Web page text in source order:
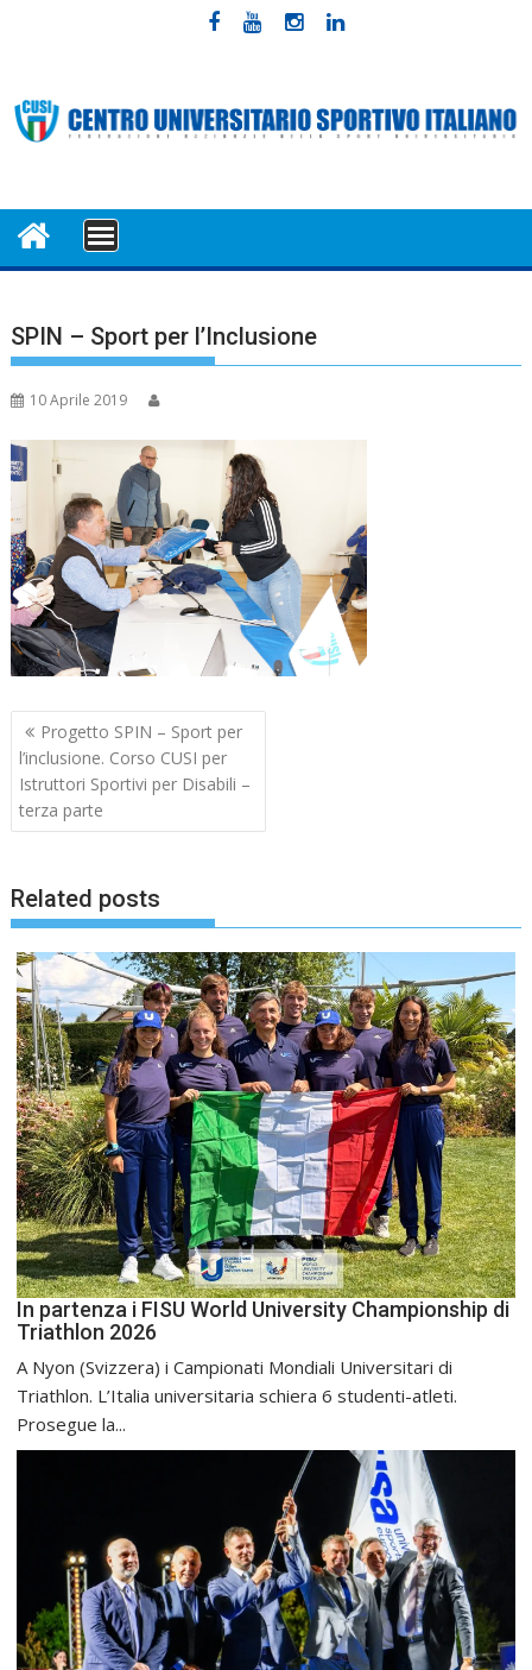
MENU
SPIN – Sport per l’Inclusione
10 Aprile 2019
Navigazione
articoli
Progetto SPIN – Sport per
l’inclusione. Corso CUSI per
Istruttori Sportivi per Disabili –
terza parte
Related posts
In partenza i FISU World University Championship di
Triathlon 2026
A Nyon (Svizzera) i Campionati Mondiali Universitari di
Triathlon. L’Italia universitaria schiera 6 studenti-atleti.
Prosegue la...